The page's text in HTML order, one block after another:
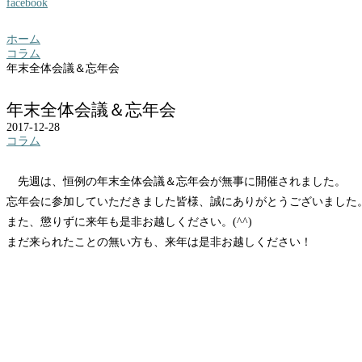
facebook
ホーム
コラム
年末全体会議＆忘年会
年末全体会議＆忘年会
2017-12-28
コラム
先週は、恒例の年末全体会議＆忘年会が無事に開催されました。
忘年会に参加していただきました皆様、誠にありがとうございました
また、懲りずに来年も是非お越しください。(^^)
まだ来られたことの無い方も、来年は是非お越しください！